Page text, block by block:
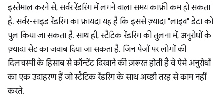
इस्तेमाल करने से, सर्वर रेंडरिंग में लगने वाला समय काफ़ी कम हो सकता
है. सर्वर-साइड रेंडरिंग का फ़ायदा यह है कि इससे ज़्यादा "लाइव" डेटा को
पुल किया जा सकता है. साथ ही, स्टैटिक रेंडरिंग की तुलना में, अनुरोधों के
ज़्यादा सेट का जवाब दिया जा सकता है. जिन पेजों पर लोगों की
दिलचस्पी के हिसाब से कॉन्टेंट दिखाने की ज़रूरत होती है वे ऐसे अनुरोधों
का एक उदाहरण हैं जो स्टैटिक रेंडरिंग के साथ अच्छी तरह से काम नहीं
करते.